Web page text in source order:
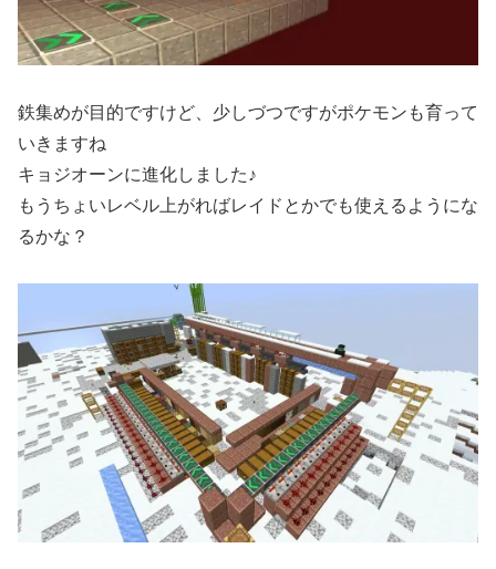
鉄集めが目的ですけど、少しづつですがポケモンも育って
いきますね
キョジオーンに進化しました♪
もうちょいレベル上がればレイドとかでも使えるようにな
るかな？